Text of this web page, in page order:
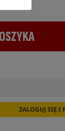
ZALOGUJ SIĘ I